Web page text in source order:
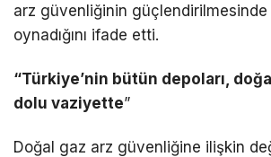
arz güvenliğinin
oynadığını ifade etti.
“Türkiye’nin bütün depoları,
dolu vaziyette”
Doğal gaz arz güvenliğine ilişkin